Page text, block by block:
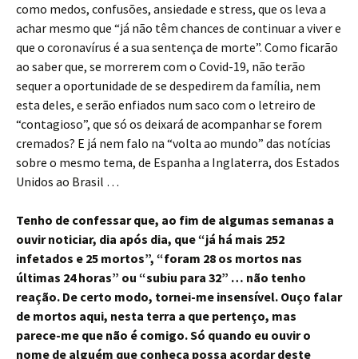
como medos, confusões, ansiedade e stress, que os leva a
achar mesmo que “já não têm chances de continuar a viver e
que o coronavírus é a sua sentença de morte”. Como ficarão
ao saber que, se morrerem com o Covid-19, não terão
sequer a oportunidade de se despedirem da família, nem
esta deles, e serão enfiados num saco com o letreiro de
“contagioso”, que só os deixará de acompanhar se forem
cremados? E já nem falo na “volta ao mundo” das notícias
sobre o mesmo tema, de Espanha a Inglaterra, dos Estados
Unidos ao Brasil …
Tenho de confessar que, ao fim de algumas semanas a
ouvir noticiar, dia após dia, que “já há mais 252
infetados e 25 mortos”, “foram 28 os mortos nas
últimas 24 horas” ou “subiu para 32” … não tenho
reação. De certo modo, tornei-me insensível. Ouço falar
de mortos aqui, nesta terra a que pertenço, mas
parece-me que não é comigo. Só quando eu ouvir o
nome de alguém que conheça possa acordar deste